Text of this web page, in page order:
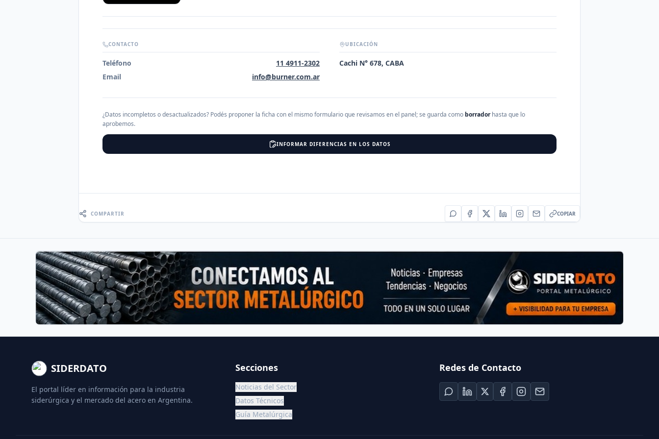
CONTACTO
Teléfono
11 4911-2302
Email
info@burner.com.ar
UBICACIÓN
Cachi N° 678, CABA
¿Datos incompletos o desactualizados? Podés proponer la ficha con el mismo formulario que revisamos en el panel; se guarda como borradorhasta que lo
aprobemos.
INFORMAR DIFERENCIAS EN LOS DATOS
COMPARTIR COPIAR
SIDERDATO
El portal líder en información para la industria
siderúrgica y el mercado del acero en Argentina.
Secciones
Noticias del Sector
Datos Técnicos
Guía Metalúrgica
Redes de Contacto